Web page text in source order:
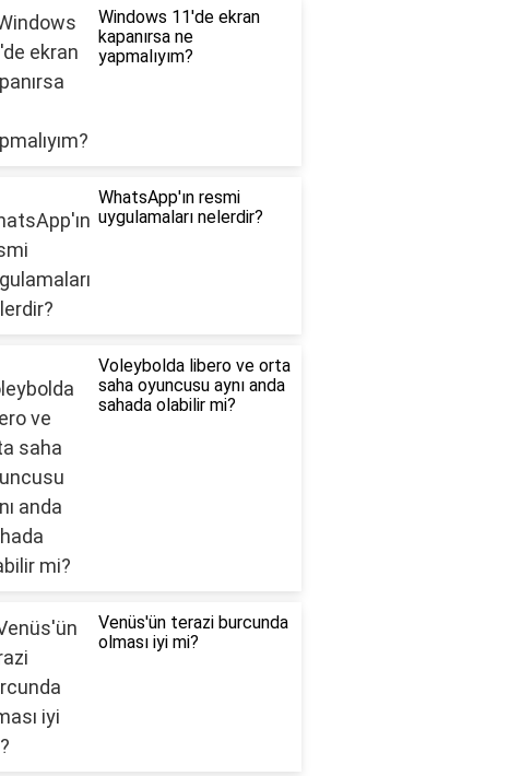
Windows 11'de ekran
kapanırsa ne
yapmalıyım?
WhatsApp'ın resmi
uygulamaları nelerdir?
Voleybolda libero ve orta
saha oyuncusu aynı anda
sahada olabilir mi?
Venüs'ün terazi burcunda
olması iyi mi?